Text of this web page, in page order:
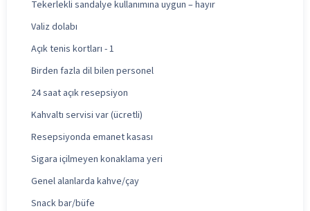
Tekerlekli sandalye kullanımına uygun – hayır
Valiz dolabı
Açık tenis kortları - 1
Birden fazla dil bilen personel
24 saat açık resepsiyon
Kahvaltı servisi var (ücretli)
Resepsiyonda emanet kasası
Sigara içilmeyen konaklama yeri
Genel alanlarda kahve/çay
Snack bar/büfe